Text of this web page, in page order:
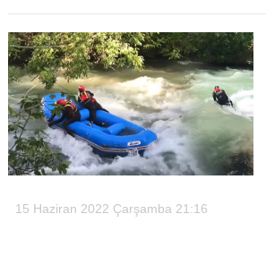
15 Haziran 2022 Çarşamba 21:16